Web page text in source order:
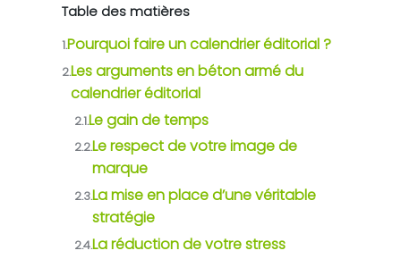
Table des matières
1.Pourquoi faire un calendrier éditorial ?
2.Les arguments en béton armé du
calendrier éditorial
2.1.Le gain de temps
2.2.Le respect de votre image de
marque
2.3.La mise en place d’une véritable
stratégie
2.4.La réduction de votre stress